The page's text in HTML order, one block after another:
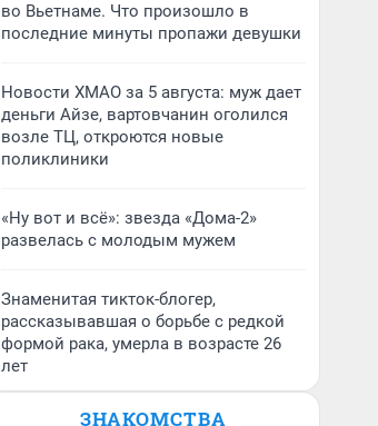
во Вьетнаме. Что произошло в
последние минуты пропажи девушки
Новости ХМАО за 5 августа: муж дает
деньги Айзе, вартовчанин оголился
возле ТЦ, откроются новые
поликлиники
«Ну вот и всё»: звезда «Дома-2»
развелась с молодым мужем
Знаменитая тикток-блогер,
рассказывавшая о борьбе с редкой
формой рака, умерла в возрасте 26
лет
ЗНАКОМСТВА